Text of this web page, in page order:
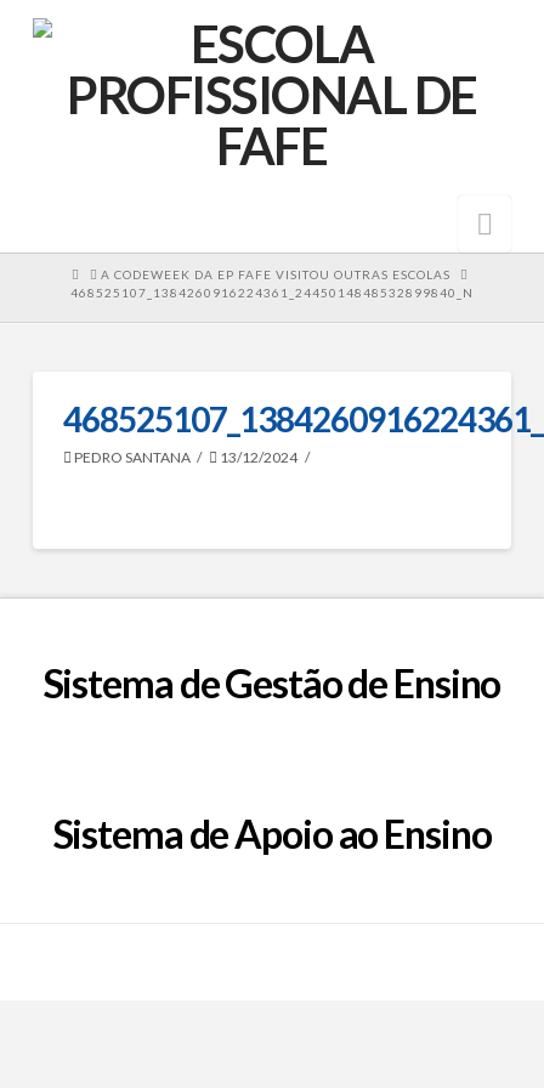
HOME
A CODEWEEK DA EP FAFE VISITOU OUTRAS ESCOLAS
468525107_1384260916224361_2445014848532899840_N
PEDRO SANTANA 13/12/2024
Sistema de Gestão de Ensino
Sistema de Apoio ao Ensino